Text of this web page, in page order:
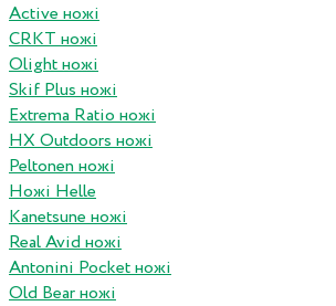
Active ножі
CRKT ножі
Olight ножі
Skif Plus ножі
Extrema Ratio ножі
HX Outdoors ножі
Peltonen ножі
Ножі Helle
Kanetsune ножі
Real Avid ножі
Antonini Pocket ножі
Old Bear ножі